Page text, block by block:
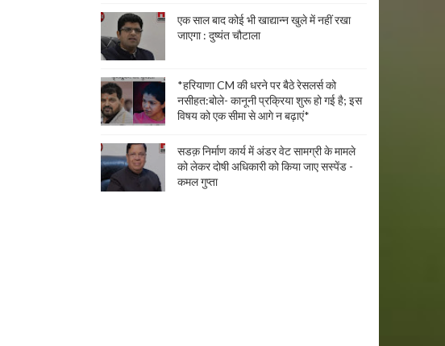
एक साल बाद कोई भी खाद्यान्न खुले में नहीं रखा
जाएगा : दुष्यंत चौटाला
*हरियाणा CM की धरने पर बैठे रेसलर्स को
नसीहत:बोले- कानूनी प्रक्रिया शुरू हो गई है; इस
विषय को एक सीमा से आगे न बढ़ाएं*
सडक़ निर्माण कार्य में अंडर वेट सामग्री के मामले
को लेकर दोषी अधिकारी को किया जाए सस्पेंड -
कमल गुप्ता